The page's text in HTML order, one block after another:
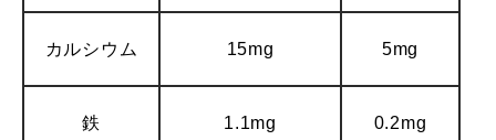
カルシウム 15mg 5mg
鉄 1.1mg 0.2mg